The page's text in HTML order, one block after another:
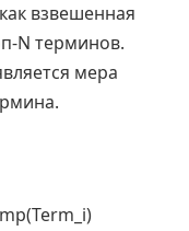
взвешенная
N терминов.
мера